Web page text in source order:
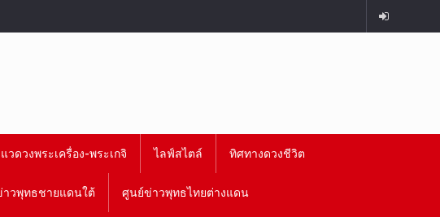
แวดวงพระเครื่อง-พระเกจิ ไลฟ์สไตล์ ทิศทางดวงชีวิต
วพุทธชายแดนใต้ ศูนย์ข่าวพุทธไทยต่างแดน